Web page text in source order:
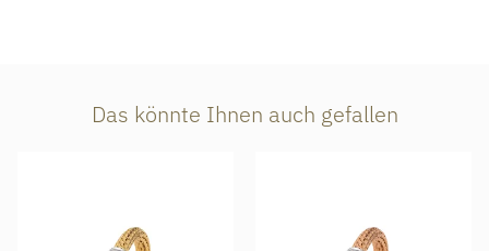
Das könnte Ihnen auch gefallen